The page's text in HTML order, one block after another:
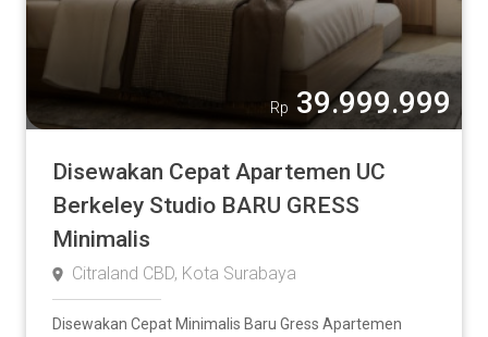
Rp 39.999.999
Disewakan Cepat Apartemen UC
Berkeley Studio BARU GRESS
Minimalis
Citraland CBD, Kota Surabaya
Disewakan Cepat Minimalis Baru Gress Apartemen